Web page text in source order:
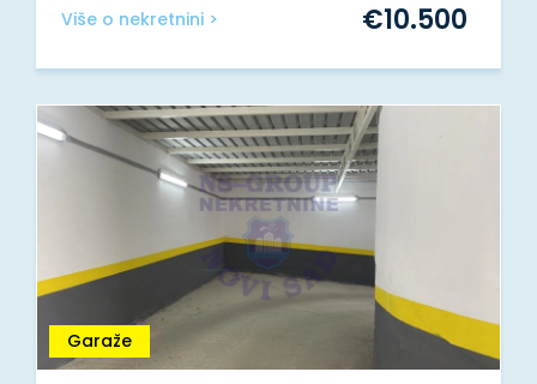
Više o nekretnini > €10.500
Garaže